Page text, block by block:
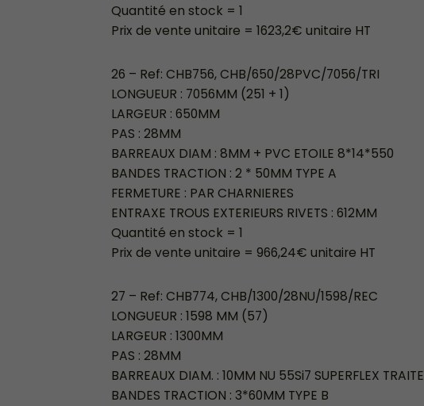
Quantité en stock = 1
Prix de vente unitaire = 1623,2€ unitaire HT
26 – Ref: CHB756, CHB/650/28PVC/7056/TRI
LONGUEUR : 7056MM (251 + 1)
LARGEUR : 650MM
PAS : 28MM
BARREAUX DIAM : 8MM + PVC ETOILE 8*14*550
BANDES TRACTION : 2 * 50MM TYPE A
FERMETURE : PAR CHARNIERES
ENTRAXE TROUS EXTERIEURS RIVETS : 612MM
Quantité en stock = 1
Prix de vente unitaire = 966,24€ unitaire HT
27 – Ref: CHB774, CHB/1300/28NU/1598/REC
LONGUEUR : 1598 MM (57)
LARGEUR : 1300MM
PAS : 28MM
BARREAUX DIAM. : 10MM NU 55Si7 SUPERFLEX TRAITE
BANDES TRACTION : 3*60MM TYPE B